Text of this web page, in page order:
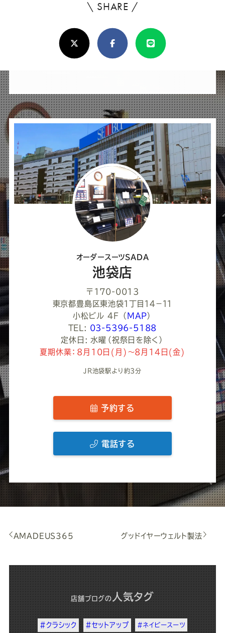
\ SHARE /
ろ
し
け
ば
シ
ェ
ア
し
て
く
だ
X(Twitter)FacebookLine
オーダースーツSADA
池袋店
〒170-0013
東京都豊島区東池袋１丁目１４−１１
小松ビル 4F
（ MAP）
TEL: 03-5396-5188
定休日: 水曜（祝祭日を除く）
夏期休業：8月10日(月)～8月14日(金)
JR池袋駅より約3分
予約する
電話する
AMADEUS365 グッドイヤーウェルト製法
店舗ブログの 人気タグ
#クラシック #セットアップ #ネイビースーツ